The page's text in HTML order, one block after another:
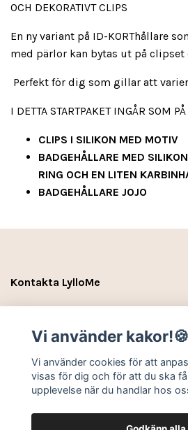
OCH DEKORATIVT CLIPS
En ny variant på ID-KORThållare
med pärlor kan bytas ut på
Perfekt för dig som gillar att
I DETTA STARTPAKET INGÅR SOM
CLIPS I SILIKON MED MOTIV
BADGEHÅLLARE MED
RING OCH EN LITEN
BADGEHÅLLARE JOJO
Kontakta LylloMe
Sociala medier
Vi använder kakor!🍪
Vi använder cookies för att
visas för dig och för att du ska
upplevelse när du handlar hos